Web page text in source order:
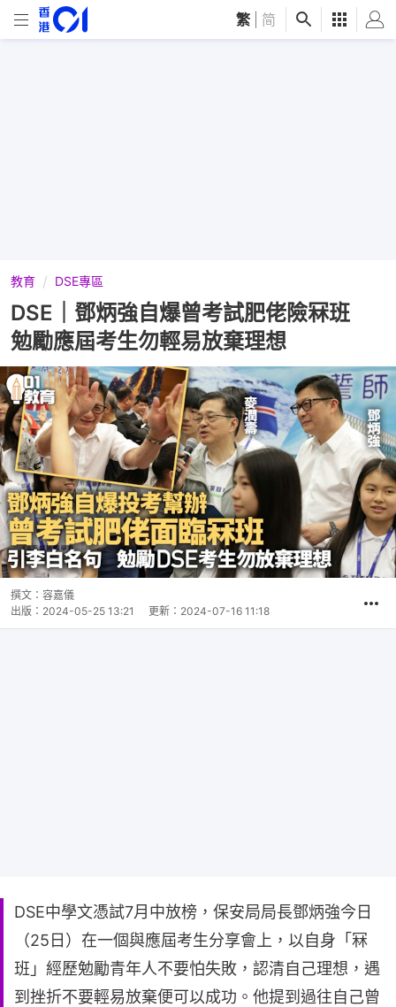
繁 简
教育 DSE專區
DSE｜鄧炳強自爆曾考試肥佬險冧班
勉勵應屆考生勿輕易放棄理想
撰文： 容嘉儀
出版： 2024-05-25 13:21 更新： 2024-07-16 11:18
DSE中學文憑試7月中放榜，保安局局長鄧炳強今日
（25日）在一個與應屆考生分享會上，以自身「冧
班」經歷勉勵青年人不要怕失敗，認清自己理想，遇
到挫折不要輕易放棄便可以成功。他提到過往自己曾